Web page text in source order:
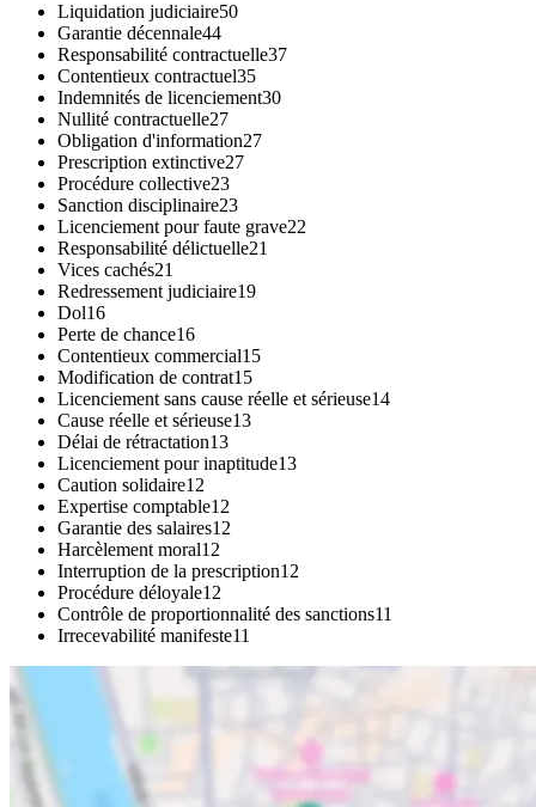
Liquidation judiciaire50
Garantie décennale44
Responsabilité contractuelle37
Contentieux contractuel35
Indemnités de licenciement30
Nullité contractuelle27
Obligation d'information27
Prescription extinctive27
Procédure collective23
Sanction disciplinaire23
Licenciement pour faute grave22
Responsabilité délictuelle21
Vices cachés21
Redressement judiciaire19
Dol16
Perte de chance16
Contentieux commercial15
Modification de contrat15
Licenciement sans cause réelle et sérieuse14
Cause réelle et sérieuse13
Délai de rétractation13
Licenciement pour inaptitude13
Caution solidaire12
Expertise comptable12
Garantie des salaires12
Harcèlement moral12
Interruption de la prescription12
Procédure déloyale12
Contrôle de proportionnalité des sanctions11
Irrecevabilité manifeste11